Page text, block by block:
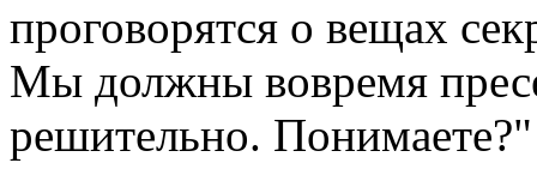
проговорятся о вещах
Мы должны вовремя
решительно. Понимаете?"